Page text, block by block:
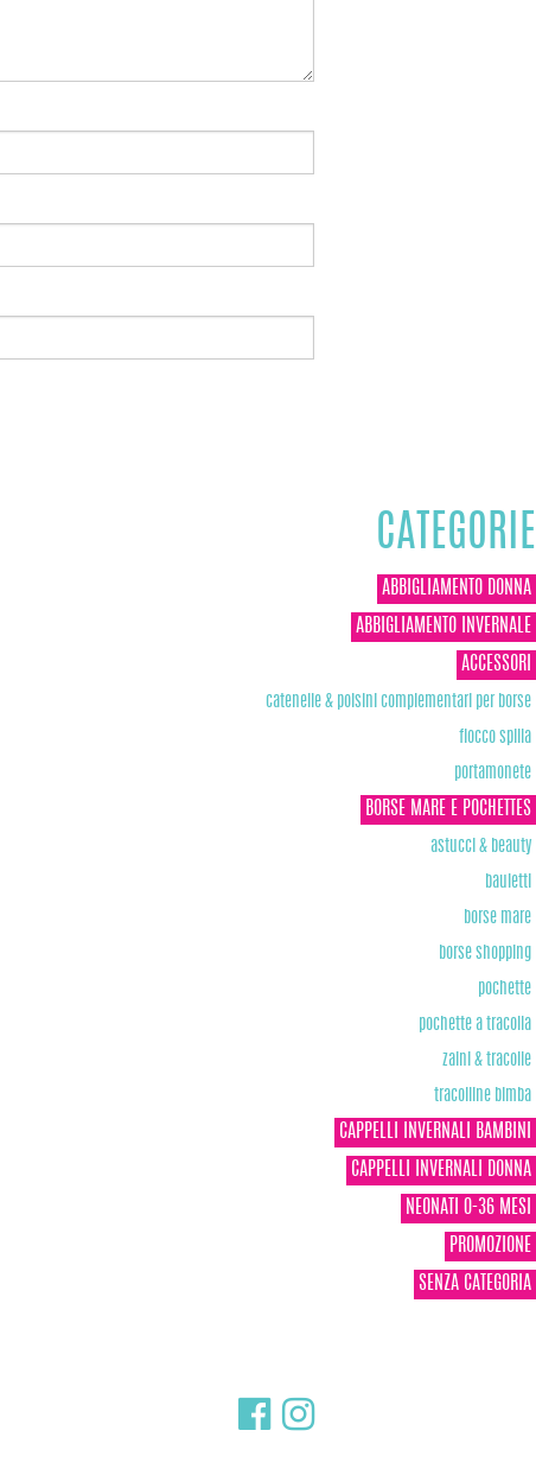
CATEGORIE
ABBIGLIAMENTO DONNA
ABBIGLIAMENTO INVERNALE
ACCESSORI
catenelle & polsini complementari per borse
fiocco spilla
portamonete
BORSE MARE E POCHETTES
astucci & beauty
bauletti
borse mare
borse shopping
pochette
pochette a tracolla
zaini & tracolle
tracolline bimba
CAPPELLI INVERNALI BAMBINI
CAPPELLI INVERNALI DONNA
NEONATI 0-36 MESI
PROMOZIONE
SENZA CATEGORIA